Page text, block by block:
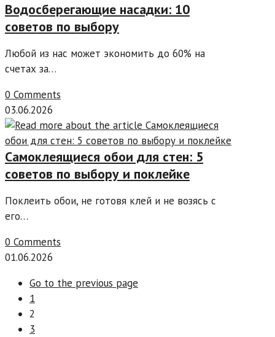
Водосберегающие насадки: 10
советов по выбору
Любой из нас может экономить до 60% на
счетах за…
0 Comments
03.06.2026
Самоклеящиеся обои для стен: 5
советов по выбору и поклейке
Поклеить обои, не готовя клей и не возясь с
его…
0 Comments
01.06.2026
Go to the previous page
1
2
3